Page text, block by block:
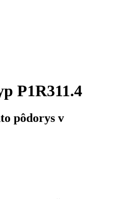
P1R311.4
pôdorys v